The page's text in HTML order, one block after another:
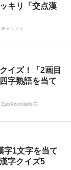
キリ「交点漢
チャンイケ
イズ！「2画目
字熟語を当て
QuizKnock編集部
字1文字を当て
字クイズ5